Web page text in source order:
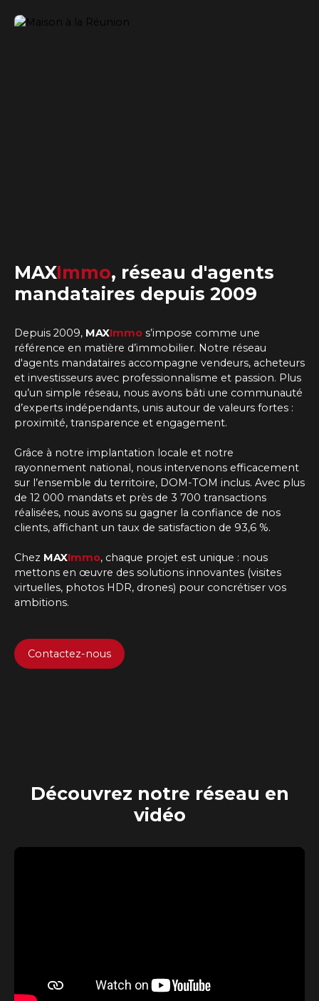
MAXImmo, réseau d'agents
mandataires depuis 2009
Depuis 2009, MAXImmo s’impose comme une
référence en matière d’immobilier. Notre réseau
d'agents mandataires accompagne vendeurs, acheteurs
et investisseurs avec professionnalisme et passion. Plus
qu’un simple réseau, nous avons bâti une communauté
d’experts indépendants, unis autour de valeurs fortes :
proximité, transparence et engagement.
Grâce à notre implantation locale et notre
rayonnement national, nous intervenons efficacement
sur l’ensemble du territoire, DOM-TOM inclus. Avec plus
de 12 000 mandats et près de 3 700 transactions
réalisées, nous avons su gagner la confiance de nos
clients, affichant un taux de satisfaction de 93,6 %.
Chez MAXImmo, chaque projet est unique : nous
mettons en œuvre des solutions innovantes (visites
virtuelles, photos HDR, drones) pour concrétiser vos
ambitions.
Contactez-nous
Découvrez notre réseau en
vidéo